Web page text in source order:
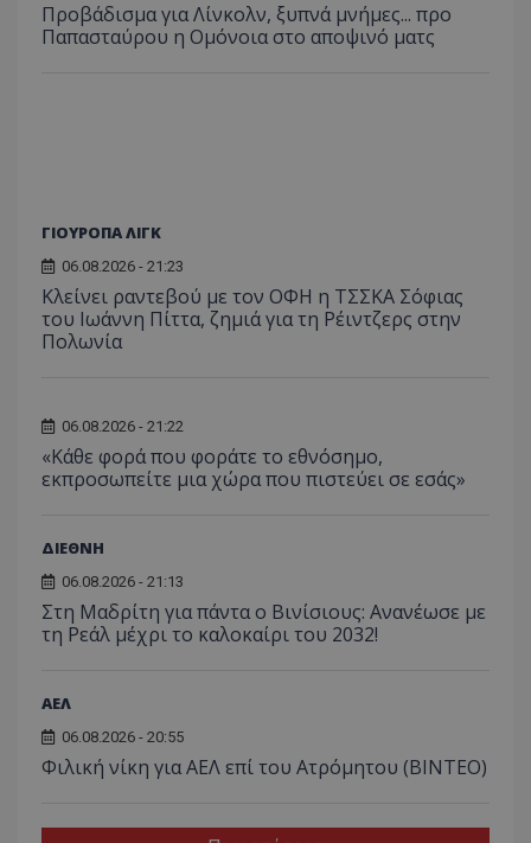
Προβάδισμα για Λίνκολν, ξυπνά μνήμες... προ
Παπασταύρου η Ομόνοια στο αποψινό ματς
ΓΙΟΥΡΟΠΑ ΛΙΓΚ
06.08.2026 - 21:23
Κλείνει ραντεβού με τον ΟΦΗ η ΤΣΣΚΑ Σόφιας
του Ιωάννη Πίττα, ζημιά για τη Ρέιντζερς στην
Πολωνία
06.08.2026 - 21:22
«Κάθε φορά που φοράτε το εθνόσημο,
εκπροσωπείτε μια χώρα που πιστεύει σε εσάς»
ΔΙΕΘΝΗ
06.08.2026 - 21:13
Στη Μαδρίτη για πάντα ο Βινίσιους: Ανανέωσε με
τη Ρεάλ μέχρι το καλοκαίρι του 2032!
ΑΕΛ
06.08.2026 - 20:55
Φιλική νίκη για ΑΕΛ επί του Ατρόμητου (BINTEO)